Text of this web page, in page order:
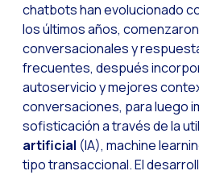
chatbots han evolucionado
los últimos años,
conversacionales y
frecuentes, después
autoservicio y mejores
conversaciones, para luego
sofisticación a través de la
artificial (IA), machine
tipo transaccional. El